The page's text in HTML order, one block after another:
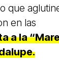
que
en las
a la